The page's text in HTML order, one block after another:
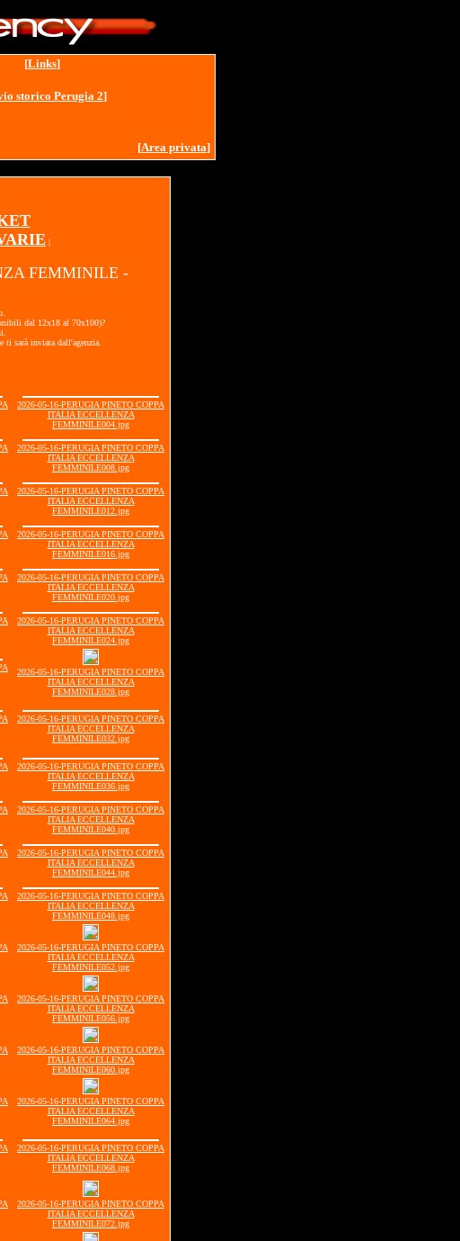
[Links]
storico Perugia 2]
[Area privata]
|
FEMMINILE -
dal 12x18 al 70x100)?
ti sarà inviata dall'agenzia.
2026-05-16-PERUGIA PINETO COPPA
ITALIA ECCELLENZA
FEMMINILE004.jpg
2026-05-16-PERUGIA PINETO COPPA
ITALIA ECCELLENZA
FEMMINILE008.jpg
2026-05-16-PERUGIA PINETO COPPA
ITALIA ECCELLENZA
FEMMINILE012.jpg
2026-05-16-PERUGIA PINETO COPPA
ITALIA ECCELLENZA
FEMMINILE016.jpg
2026-05-16-PERUGIA PINETO COPPA
ITALIA ECCELLENZA
FEMMINILE020.jpg
2026-05-16-PERUGIA PINETO COPPA
ITALIA ECCELLENZA
FEMMINILE024.jpg
2026-05-16-PERUGIA PINETO COPPA
ITALIA ECCELLENZA
FEMMINILE028.jpg
2026-05-16-PERUGIA PINETO COPPA
ITALIA ECCELLENZA
FEMMINILE032.jpg
2026-05-16-PERUGIA PINETO COPPA
ITALIA ECCELLENZA
FEMMINILE036.jpg
2026-05-16-PERUGIA PINETO COPPA
ITALIA ECCELLENZA
FEMMINILE040.jpg
2026-05-16-PERUGIA PINETO COPPA
ITALIA ECCELLENZA
FEMMINILE044.jpg
2026-05-16-PERUGIA PINETO COPPA
ITALIA ECCELLENZA
FEMMINILE048.jpg
2026-05-16-PERUGIA PINETO COPPA
ITALIA ECCELLENZA
FEMMINILE052.jpg
2026-05-16-PERUGIA PINETO COPPA
ITALIA ECCELLENZA
FEMMINILE056.jpg
2026-05-16-PERUGIA PINETO COPPA
ITALIA ECCELLENZA
FEMMINILE060.jpg
2026-05-16-PERUGIA PINETO COPPA
ITALIA ECCELLENZA
FEMMINILE064.jpg
2026-05-16-PERUGIA PINETO COPPA
ITALIA ECCELLENZA
FEMMINILE068.jpg
2026-05-16-PERUGIA PINETO COPPA
ITALIA ECCELLENZA
FEMMINILE072.jpg